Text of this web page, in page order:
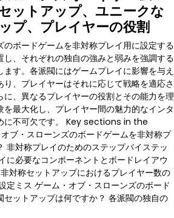
ットアップ、ユニークな
プ、プレイヤーの役割
ボードゲームを非対称プレイ用に設定する
し、それぞれの独自の強みと弱みを強調する
す。各派閥にはゲームプレイに影響を与え
、プレイヤーはそれに応じて戦略を適応さ
、異なるプレイヤーの役割とその能力を理
最大化し、プレイヤー間の魅力的なインタ
に不可欠です。 Key sections in the
・スローンズのボードゲームを非対称プ
非対称プレイのためのステップバイステッ
に必要なコンポーネントとボードレイアウ
対称セットアップにおけるプレイヤー数の
定ミス ゲーム・オブ・スローンズのボード
ットアップは何ですか？ 各派閥の独自の